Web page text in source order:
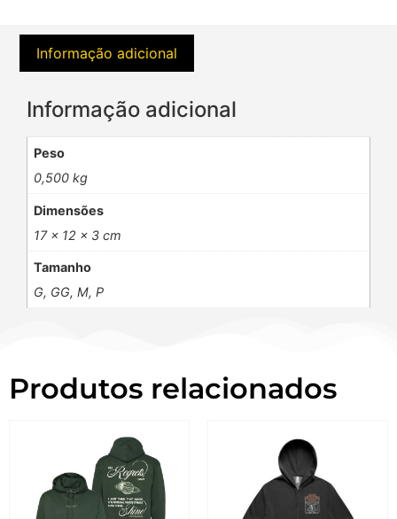
Informação adicional
Informação adicional
Peso
0,500 kg
Dimensões
17 × 12 × 3 cm
Tamanho
G, GG, M, P
Produtos relacionados